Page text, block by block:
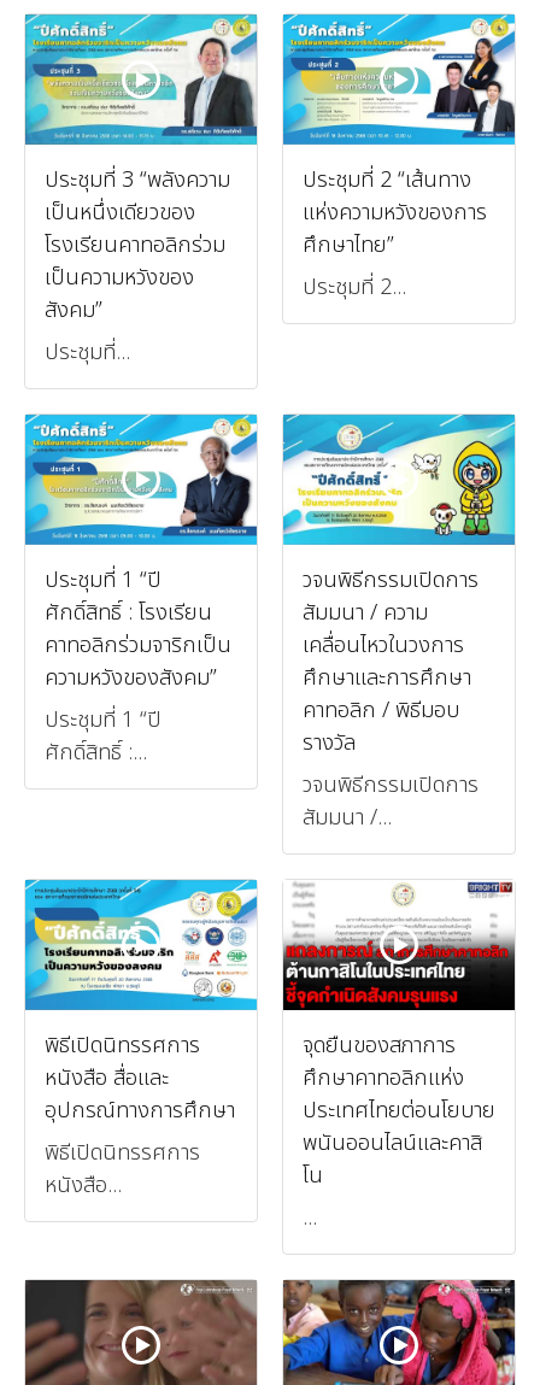
ประชุมที่ 3 “พลังความ
เป็นหนึ่งเดียวของ
โรงเรียนคาทอลิกร่วม
เป็นความหวังของ
สังคม”
ประชุมที่...
ประชุมที่ 2 “เส้นทาง
แห่งความหวังของการ
ศึกษาไทย”
ประชุมที่ 2...
ประชุมที่ 1 “ปี
ศักดิ์สิทธิ์ : โรงเรียน
คาทอลิกร่วมจาริกเป็น
ความหวังของสังคม”
ประชุมที่ 1 “ปี
ศักดิ์สิทธิ์ :...
วจนพิธีกรรมเปิดการ
สัมมนา / ความ
เคลื่อนไหวในวงการ
ศึกษาและการศึกษา
คาทอลิก / พิธีมอบ
รางวัล
วจนพิธีกรรมเปิดการ
สัมมนา /...
พิธีเปิดนิทรรศการ
หนังสือ สื่อและ
อุปกรณ์ทางการศึกษา
พิธีเปิดนิทรรศการ
หนังสือ...
จุดยืนของสภาการ
ศึกษาคาทอลิกแห่ง
ประเทศไทยต่อนโยบาย
พนันออนไลน์และคาสิ
โน
...